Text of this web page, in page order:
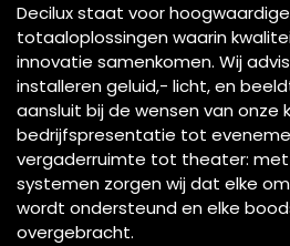
Decilux staat voor
totaaloplossingen waarin
innovatie samenkomen. Wij
installeren geluid,- licht, en
aansluit bij de wensen van onze
bedrijfspresentatie tot
vergaderruimte tot theater: met
systemen zorgen wij dat elke
wordt ondersteund en elke
overgebracht.